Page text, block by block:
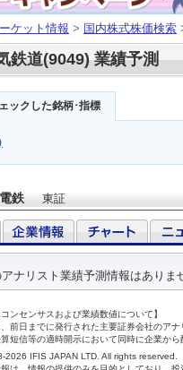
ケット情報 > 国内株式株価検索
鉄道(9049) 業績予測
ックした銘柄･指標
鉄 東証